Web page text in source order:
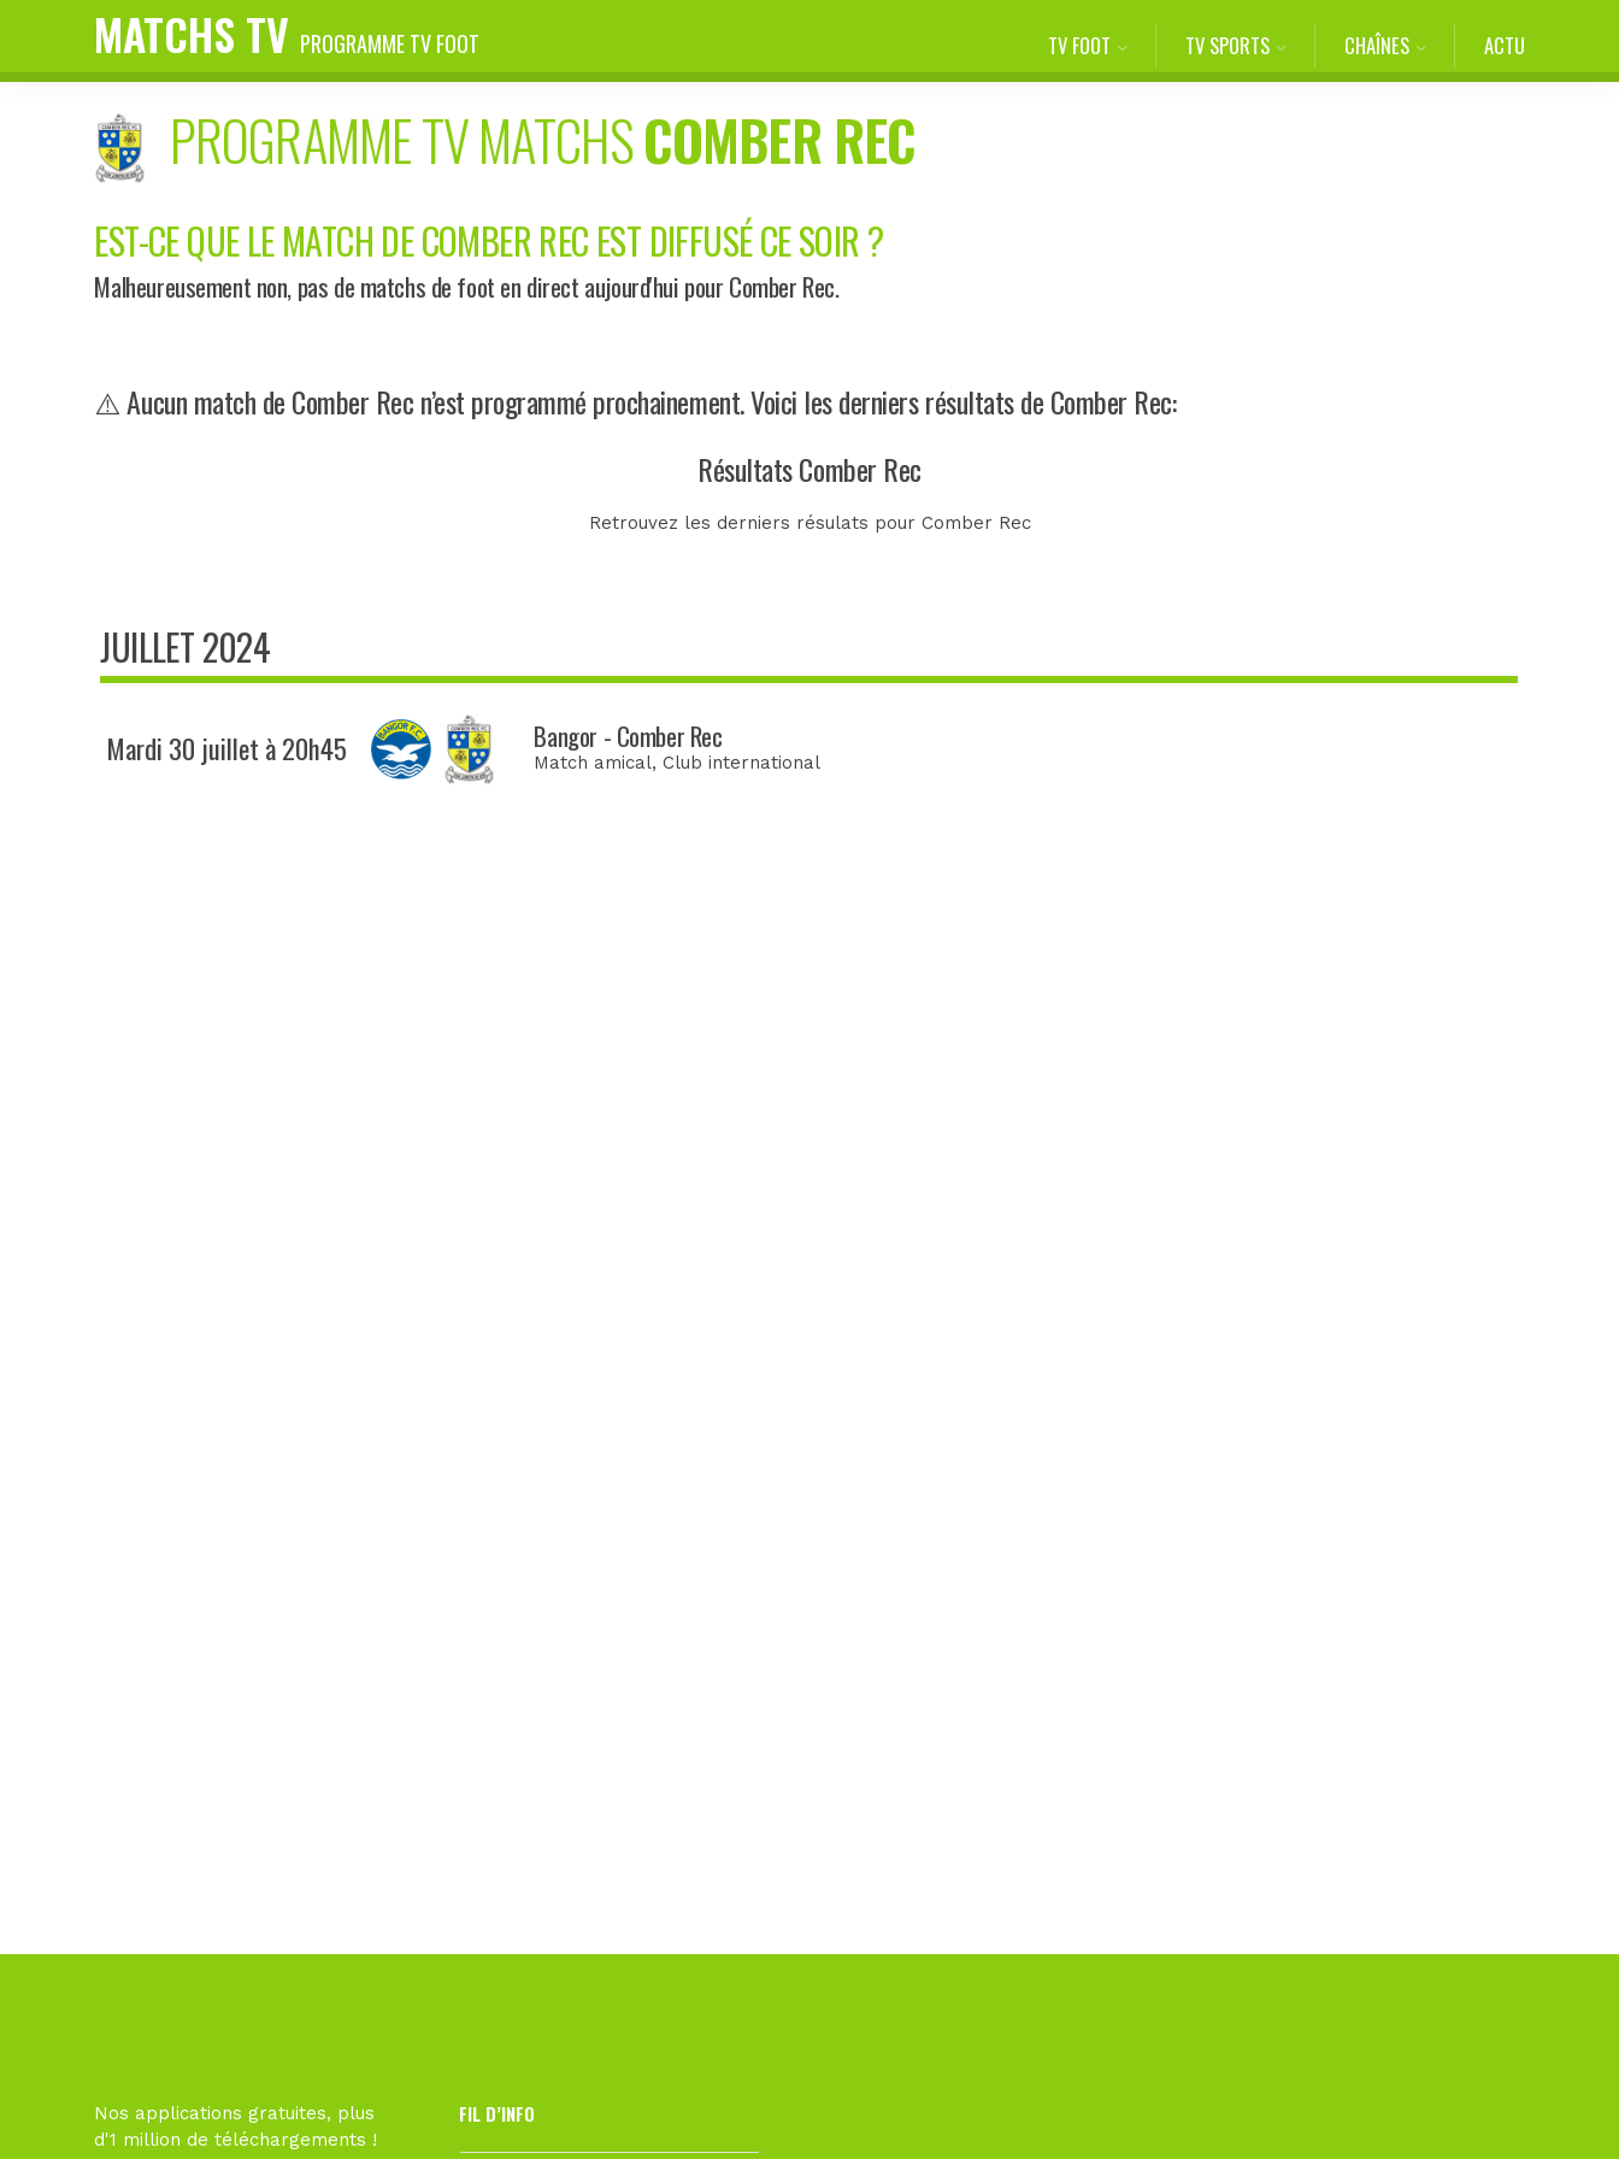
MATCHS TV PROGRAMME TV FOOT TV FOOT TV SPORTS CHAÎNES ACTU
PROGRAMME TV MATCHSCOMBER REC
EST-CE QUE LE MATCH DE COMBER REC EST DIFFUSÉ CE SOIR ?
Malheureusement non, pas de matchs de foot en direct aujourd'hui pour Comber Rec.
⚠️ Aucun match de Comber Rec n’est programmé prochainement. Voici les derniers résultats de Comber Rec:
Résultats Comber Rec
Retrouvez les derniers résulats pour Comber Rec
JUILLET 2024
Mardi 30 juillet à 20h45 Bangor - Comber Rec
Match amical, Club international
Nos applications gratuites, plus
d'1 million de téléchargements !
FIL D’INFO